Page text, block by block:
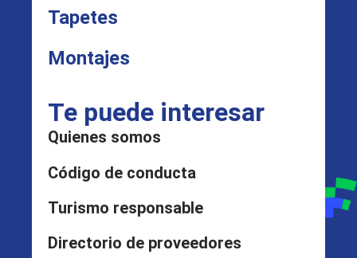
Tapetes
Montajes
Te puede interesar
Quienes somos
Código de conducta
Turismo responsable
Directorio de proveedores